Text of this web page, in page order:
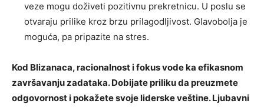
veze mogu doživeti pozitivnu prekretnicu. U poslu se
otvaraju prilike kroz brzu prilagodljivost. Glavobolja je
moguća, pa pripazite na stres.
Kod Blizanaca, racionalnost i fokus vode ka efikasnom
završavanju zadataka. Dobijate priliku da preuzmete
odgovornost i pokažete svoje liderske veštine. Ljubavni